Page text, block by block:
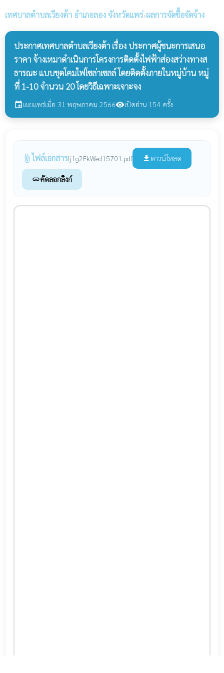
เทศบาลตำบลเวียงต้า อำเภอลอง จังหวัดแพร่›ผลการจัดซื้อจัดจ้าง
ประกาศเทศบาลตำบลเวียงต้า เรื่อง ประกาศผู้ชนะการเสนอ
ราคา จ้างเหมาดำเนินการโครงการติดตั้งไฟฟ้าส่องสว่างทางส
ธารณะ แบบชุดโคมไฟโซล่าเซลล์ โดยติดตั้งภายในหมู่บ้าน หมู่
ที่ 1-10 จำนวน 20 โดยวิธีเฉพาะเจาะจง
eventเผยแพร่เมื่อ 31 พฤษภาคม 2566visibilityเปิดอ่าน 154 ครั้ง
attach_file ไฟล์เอกสารlj1g2EkWed15701.pdf file_download ดาวน์โหลด
linkคัดลอกลิงก์